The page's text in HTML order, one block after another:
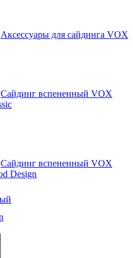
Аксессуары для сайдинга VOX
Сайдинг вспененный VOX
Сайдинг вспененный VOX
Design